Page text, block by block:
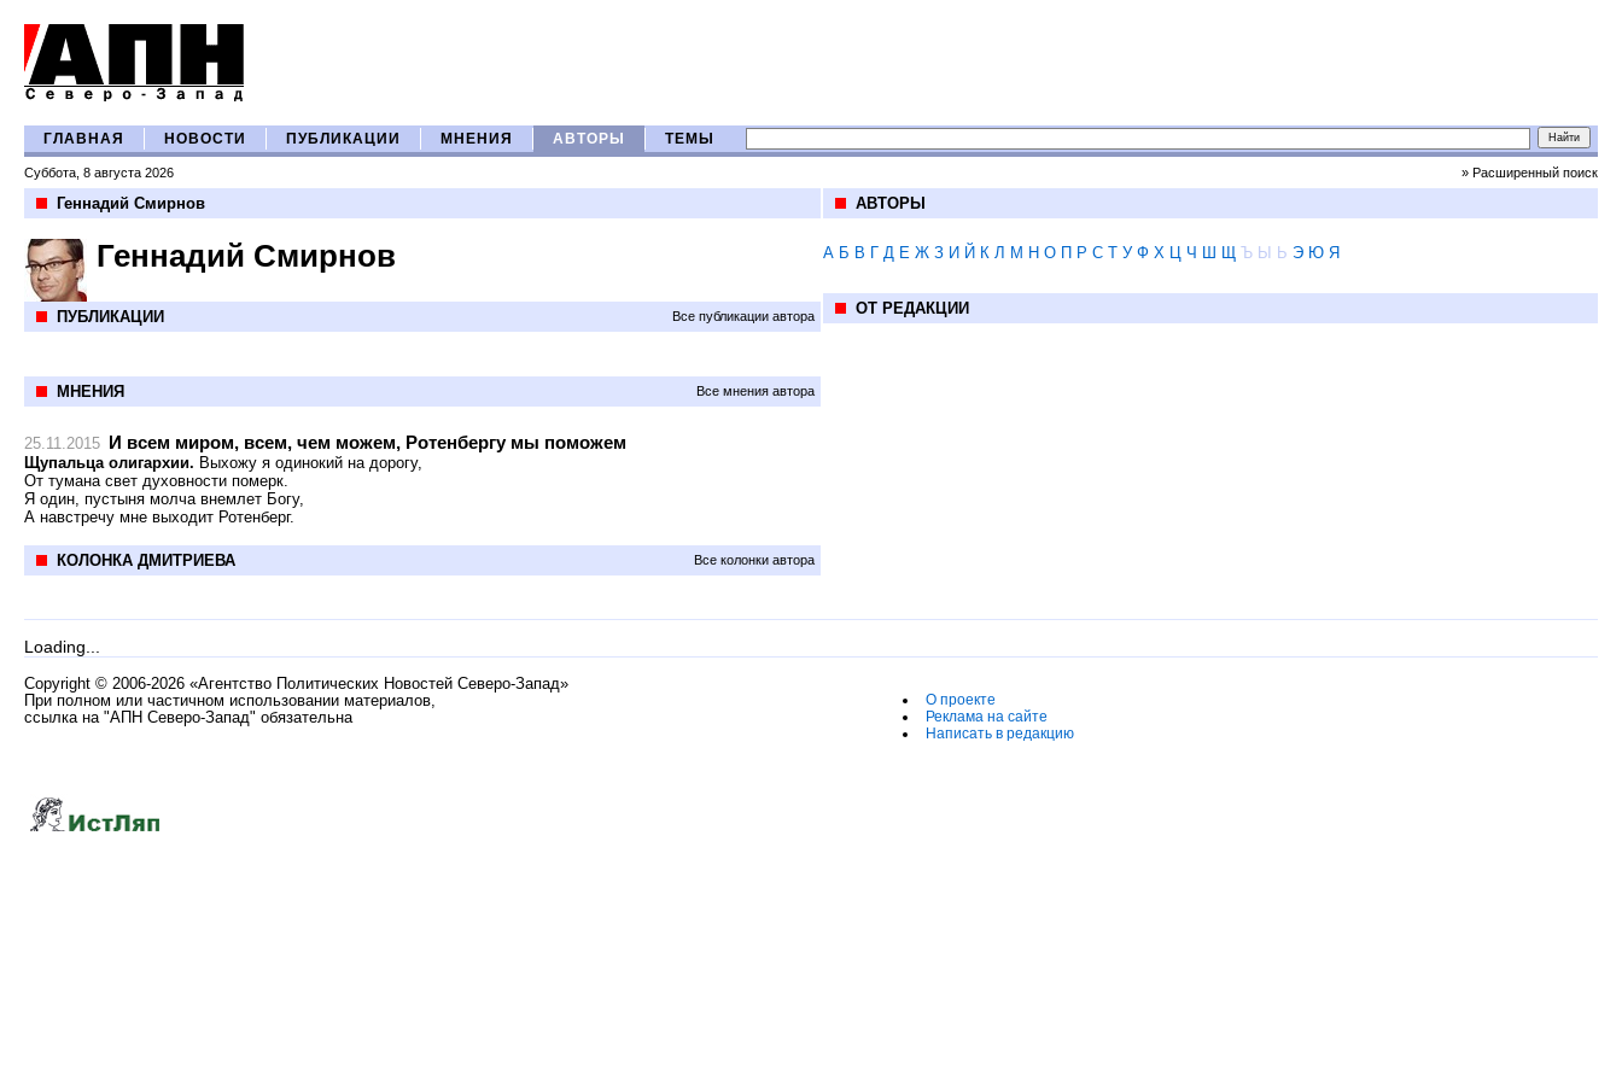
ГЛАВНАЯ НОВОСТИ ПУБЛИКАЦИИ МНЕНИЯ АВТОРЫ ТЕМЫ
Суббота, 8 августа 2026 » Расширенный поиск
Геннадий Смирнов
Геннадий Смирнов
ПУБЛИКАЦИИ Все публикации автора
МНЕНИЯ Все мнения автора
25.11.2015 И всем миром, всем, чем можем, Ротенбергу мы поможем
Щупальца олигархии. Выхожу я одинокий на дорогу,
От тумана свет духовности померк.
Я один, пустыня молча внемлет Богу,
А навстречу мне выходит Ротенберг.
КОЛОНКА ДМИТРИЕВА Все колонки автора
АВТОРЫ
А Б В Г Д Е Ж З И Й К Л М Н О П Р С Т У Ф Х Ц Ч Ш Щ Ъ Ы Ь Э Ю Я
ОТ РЕДАКЦИИ
Loading...
Copyright © 2006-2026 «Агентство Политических Новостей Северо-Запад»
При полном или частичном использовании материалов,
ссылка на "АПН Северо-Запад" обязательна
О проекте
Реклама на сайте
Написать в редакцию